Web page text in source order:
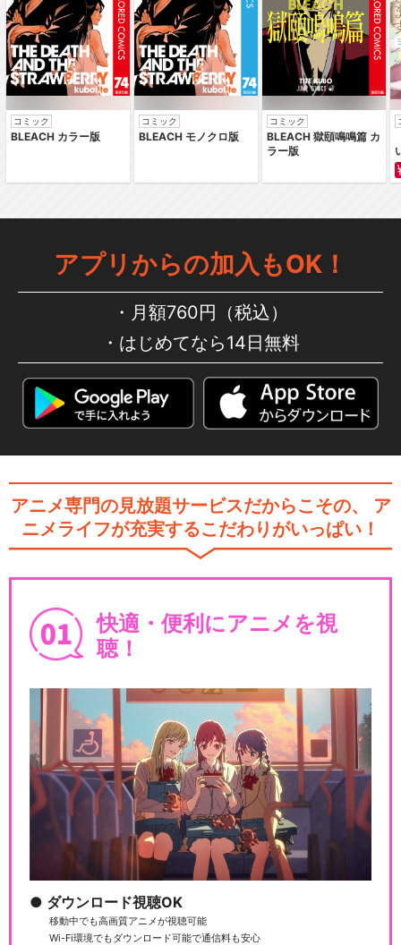
ハイパープロジェクション演
劇「ハイキュー!!」…
ハイパープロジェクション演
劇「ハイキュー!!」…
ハイパープロジェクション演
劇「ハイキュー!!」…
ハイパープロジェクション演
劇「ハイキュー!!」…
ハイパープロジェクション演
ハイパープロジェクション演
劇「ハイキュー!!」…
ハイパープロジェクション演
劇「ハイキュー!!」…
コミック
BLEACH カラー版
コミック
BLEACH モノクロ版
コミック
BLEACH 獄頤鳴鳴篇 カ
ラー版
アプリからの加入もOK！
月額760円（税込）
はじめてなら14日無料
アニメ専門の見放題サービスだからこその、
ア
ニメライフが充実するこだわりがいっぱい！
快適・便利にアニメを視
聴！
ダウンロード視聴OK
移動中でも高画質アニメが視聴可能
Wi-Fi環境でもダウンロード可能で通信料も安心